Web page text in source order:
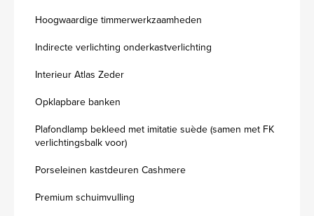
Hoogwaardige timmerwerkzaamheden
Indirecte verlichting onderkastverlichting
Interieur Atlas Zeder
Opklapbare banken
Plafondlamp bekleed met imitatie suède (samen met FK
verlichtingsbalk voor)
Porseleinen kastdeuren Cashmere
Premium schuimvulling